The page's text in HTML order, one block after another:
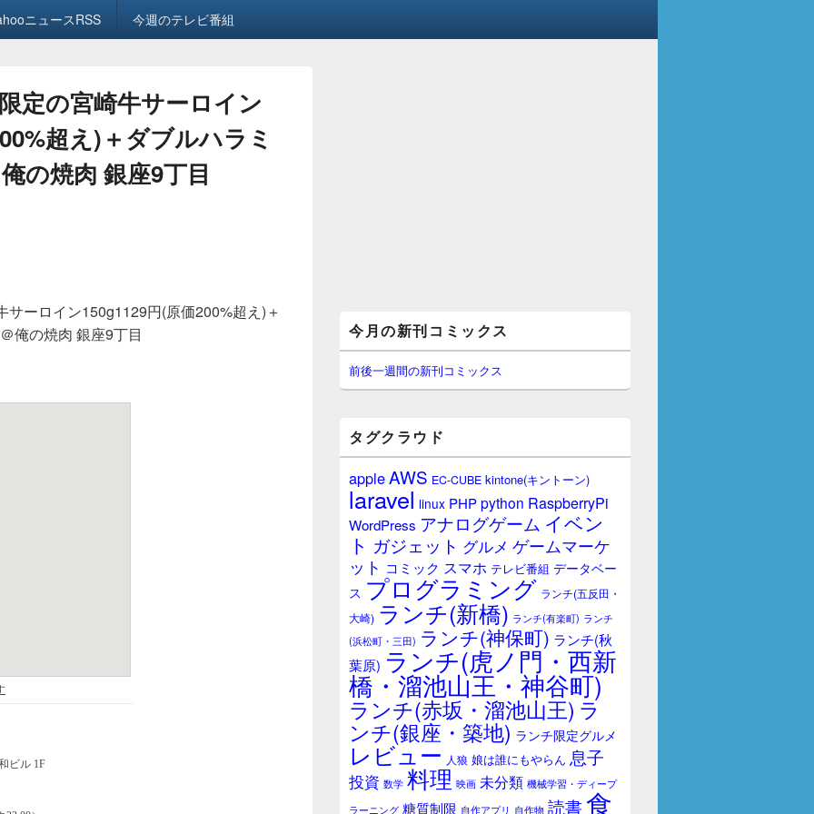
ニュースRSS 今週のテレビ番組
定の宮崎牛サーロイン
超え)＋ダブルハラミ
の焼肉 銀座9丁目
サーロイン150g1129円(原価200%超え)＋
俺の焼肉 銀座9丁目
イ
ン
サ
イ
ー
ジ
ッ
ト
今月の新刊コミックス
前後一週間の新刊コミックス
タグクラウド
appleAWS EC-CUBE kintone(キントーン)
laravel linux PHPpython RaspberryPi
WordPress アナログゲーム イベン
ト ガジェット グルメ ゲームマーケ
ット コミック スマホ テレビ番組 データベー
ス プログラミング ランチ(五反田・
大崎) ランチ(新橋) ランチ(有楽町) ランチ
(浜松町・三田) ランチ(神保町) ランチ(秋
葉原) ランチ(虎ノ門・西新
橋・溜池山王・神谷町)
ランチ(赤坂・溜池山王) ラ
ンチ(銀座・築地) ランチ限定グルメ
レビュー 人狼 娘は誰にもやらん 息子
投資 数学 料理 映画 未分類 機械学習・ディープ
ラーニング 糖質制限 自作アプリ 自作物 読書食